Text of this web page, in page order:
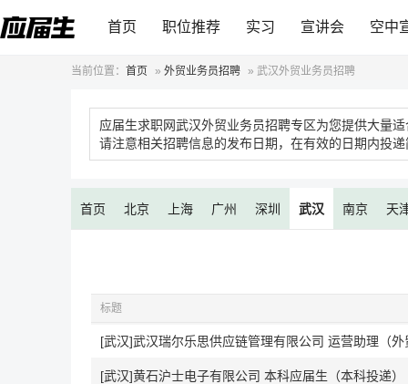
首页 职位推荐 实习 宣讲会 空中
当前位置： 首页 » 外贸业务员招聘 » 武汉外贸业务员招聘
应届生求职网武汉外贸业务员招聘专区为您提供大量
请注意相关招聘信息的发布日期，在有效的日期内投
首页 北京 上海 广州 深圳 武汉 南京 天
标题
[武汉]武汉瑞尔乐思供应链管理有限公司 运营助理（
[武汉]黄石沪士电子有限公司 本科应届生（本科投递）